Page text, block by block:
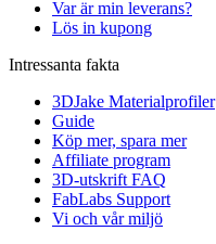
Var är min leverans?
Lös in kupong
Intressanta fakta
3DJake Materialprofiler
Guide
Köp mer, spara mer
Affiliate program
3D-utskrift FAQ
FabLabs Support
Vi och vår miljö